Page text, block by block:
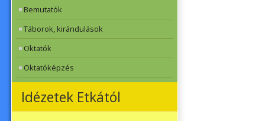
Bemutatók
Táborok, kirándulások
Oktatók
Oktatóképzés
Idézetek Etkától